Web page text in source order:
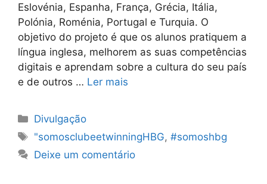
Eslovénia, Espanha, França, Grécia, Itália,
Polónia, Roménia, Portugal e Turquia. O
objetivo do projeto é que os alunos pratiquem a
língua inglesa, melhorem as suas competências
digitais e aprendam sobre a cultura do seu país
e de outros … Ler mais
Categorias
Divulgação
Etiquetas
"somosclubeetwinningHBG,#somoshbg
Deixe um comentário